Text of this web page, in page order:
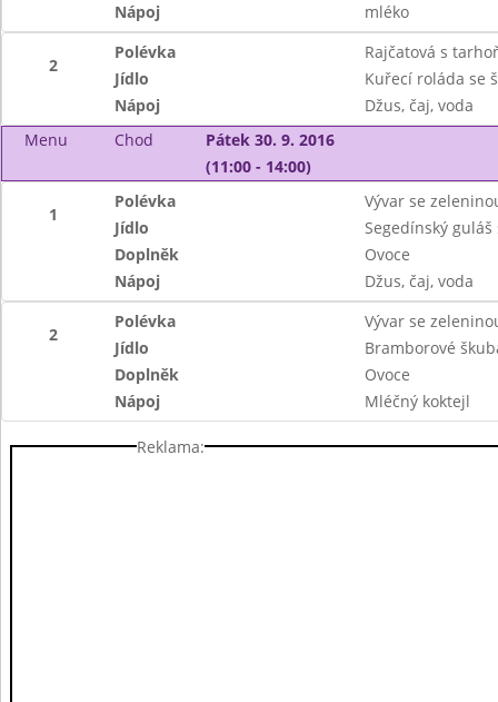
Nápoj
mléko
2
Polévka
Rajčatová s
Jídlo
Kuřecí roláda se
Nápoj
Džus, čaj, voda
Menu
Chod
Pátek 30. 9. 2016
(11:00 - 14:00)
1
Polévka
Vývar se
Jídlo
Segedínský
Doplněk
Ovoce
Nápoj
Džus, čaj, voda
2
Polévka
Vývar se
Jídlo
Bramborové
Doplněk
Ovoce
Nápoj
Mléčný koktejl
Reklama: